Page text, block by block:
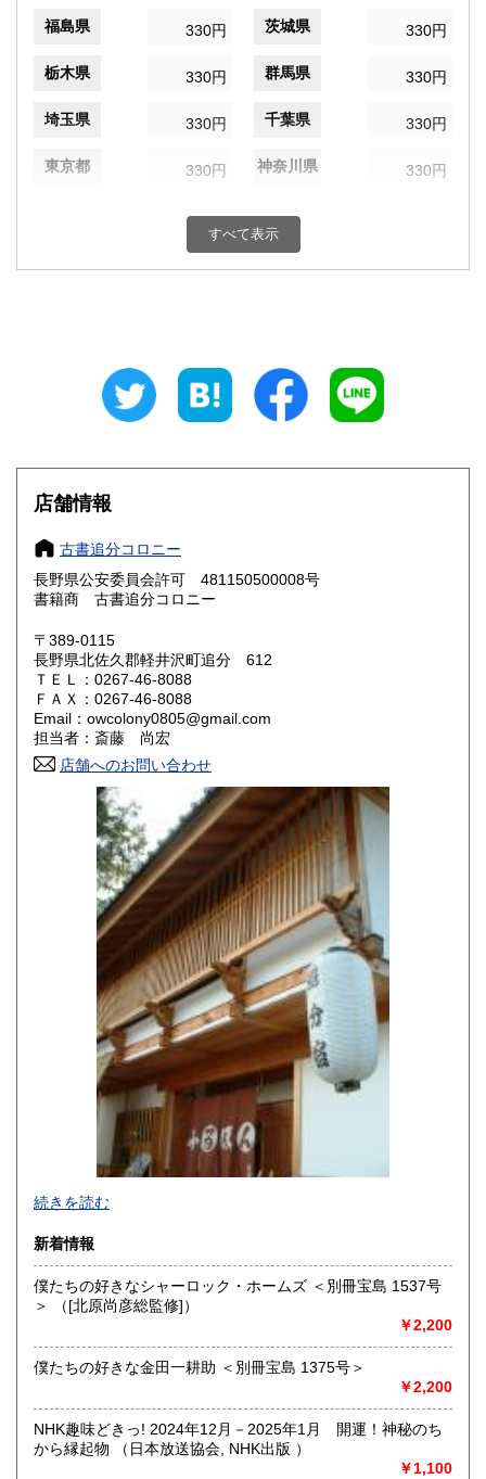
福島県 330円 茨城県 330円
栃木県 330円 群馬県 330円
埼玉県 330円 千葉県 330円
東京都 330円 神奈川県 330円
330円 富山県
330円 三重県
大阪府
奈良県
鳥取県 330円 島根県
岡山県
山口県 330円
香川県 330円 愛媛県
高知県 330円
330円 長崎県
330円 大分県
330円 鹿児島県
330円
すべて表示
店舗情報
古書追分コロニー
長野県公安委員会許可 481150500008号
書籍商 古書追分コロニー
〒389-0115
長野県北佐久郡軽井沢町追分 612
ＴＥＬ：0267-46-8088
ＦＡＸ：0267-46-8088
Email：owcolony0805@gmail.com
担当者：斎藤 尚宏
店舗へのお問い合わせ
追分コロニーは「豊かな暮らし」をテーマにした「村の古本
屋」です。人が精神的に豊かな生活を送るための 様々な遊び
的「衣・食・住、アート、音楽、旅、 趣味、健康、文芸、経
済、社会、哲学、政治」 等の幅広いテーマを扱います。
「日本の古本屋」で販売している古本は、隣りの「文化磁場
油や」で一部展示販売も春～秋にしています、堀辰雄、立原
道造、加藤周一などのゆかりの土地柄です。信州にお越しの
続きを読む
新着情報
僕たちの好きなシャーロック・ホームズ ＜別冊宝島 1537号
＞ （[北原尚彦総監修]）
￥2,200
僕たちの好きな金田一耕助 ＜別冊宝島 1375号＞
￥2,200
NHK趣味どきっ! 2024年12月－2025年1月 開運！神秘のち
から縁起物 （日本放送協会, NHK出版 ）
￥1,100